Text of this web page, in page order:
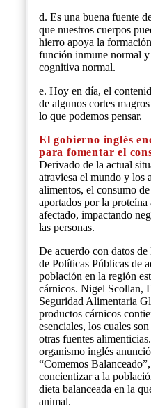
d. Es una buena fuente
que nuestros cuerpos
hierro apoya la
función inmune normal
cognitiva normal.
e. Hoy en día, el
de algunos cortes
lo que podemos pensar.
El gobierno inglés
para fomentar el
Derivado de la actual
atraviesa el mundo y los
alimentos, el consumo
aportados por la
afectado, impactando
las personas.
De acuerdo con datos
de Políticas Públicas de
población en la región
cárnicos. Nigel Scollan,
Seguridad Alimentaria
productos cárnicos
esenciales, los cuales
otras fuentes
organismo inglés
“Comemos
concientizar a la
dieta balanceada en la
animal.